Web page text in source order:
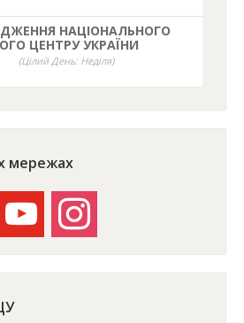
НАЦІОНАЛЬНОГО
ЦЕНТРУ УКРАЇНИ
(Цілий День: Неділя)
мережах
youtube instagram